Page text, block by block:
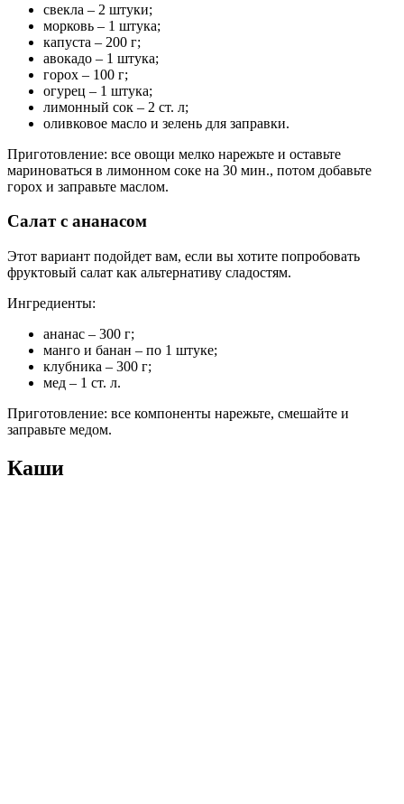
свекла – 2 штуки;
морковь – 1 штука;
капуста – 200 г;
авокадо – 1 штука;
горох – 100 г;
огурец – 1 штука;
лимонный сок – 2 ст. л;
оливковое масло и зелень для заправки.
Приготовление: все овощи мелко нарежьте и оставьте
мариноваться в лимонном соке на 30 мин., потом добавьте
горох и заправьте маслом.
Салат с ананасом
Этот вариант подойдет вам, если вы хотите попробовать
фруктовый салат как альтернативу сладостям.
Ингредиенты:
ананас – 300 г;
манго и банан – по 1 штуке;
клубника – 300 г;
мед – 1 ст. л.
Приготовление: все компоненты нарежьте, смешайте и
заправьте медом.
Каши